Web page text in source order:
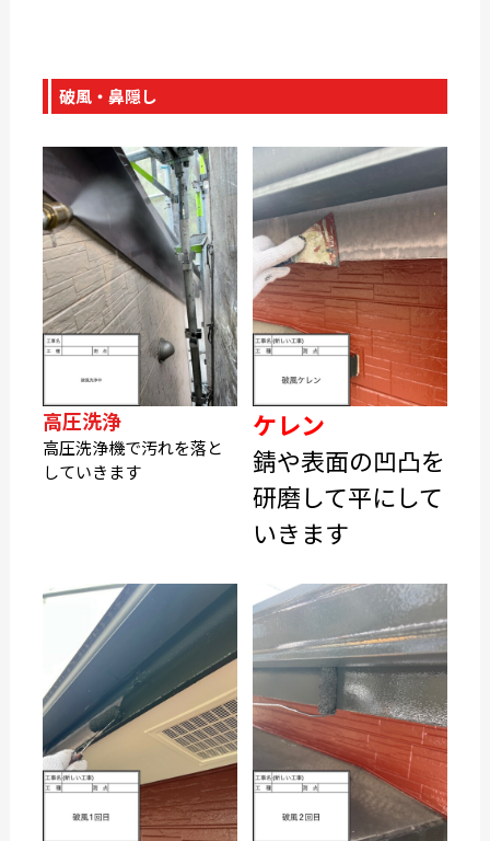
破風・鼻隠し
高圧洗浄
高圧洗浄機で汚れを落と
していきます
ケレン
錆や表面の凹凸を
研磨して平にして
いきます